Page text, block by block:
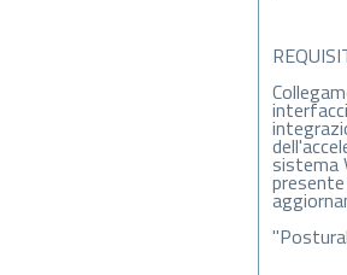
sistema